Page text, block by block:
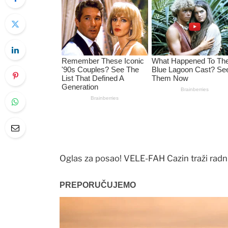
Oglas za posao! VELE-FAH Cazin traži